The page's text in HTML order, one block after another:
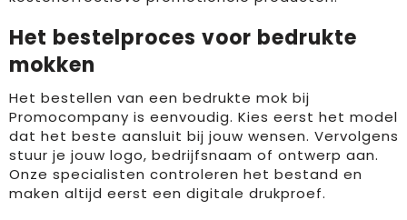
Het bestelproces voor bedrukte
mokken
Het bestellen van een bedrukte mok bij
Promocompany is eenvoudig. Kies eerst het model
dat het beste aansluit bij jouw wensen. Vervolgens
stuur je jouw logo, bedrijfsnaam of ontwerp aan.
Onze specialisten controleren het bestand en
maken altijd eerst een digitale drukproef.